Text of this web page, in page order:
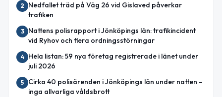
2
Nedfallet träd på Väg 26 vid Gislaved påverkar
trafiken
3
Nattens polisrapport i Jönköpings län: trafikincident
vid Ryhov och flera ordningsstörningar
4
Hela listan: 59 nya företag registrerade i länet under
juli 2026
5
Cirka 40 polisärenden i Jönköpings län under natten –
inga allvarliga våldsbrott